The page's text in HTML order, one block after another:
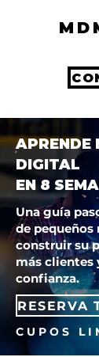
APRENDE
DIGITAL
EN 8
Una guía
de pequeños
construir su
más clientes
confianza.
C U P O S L I